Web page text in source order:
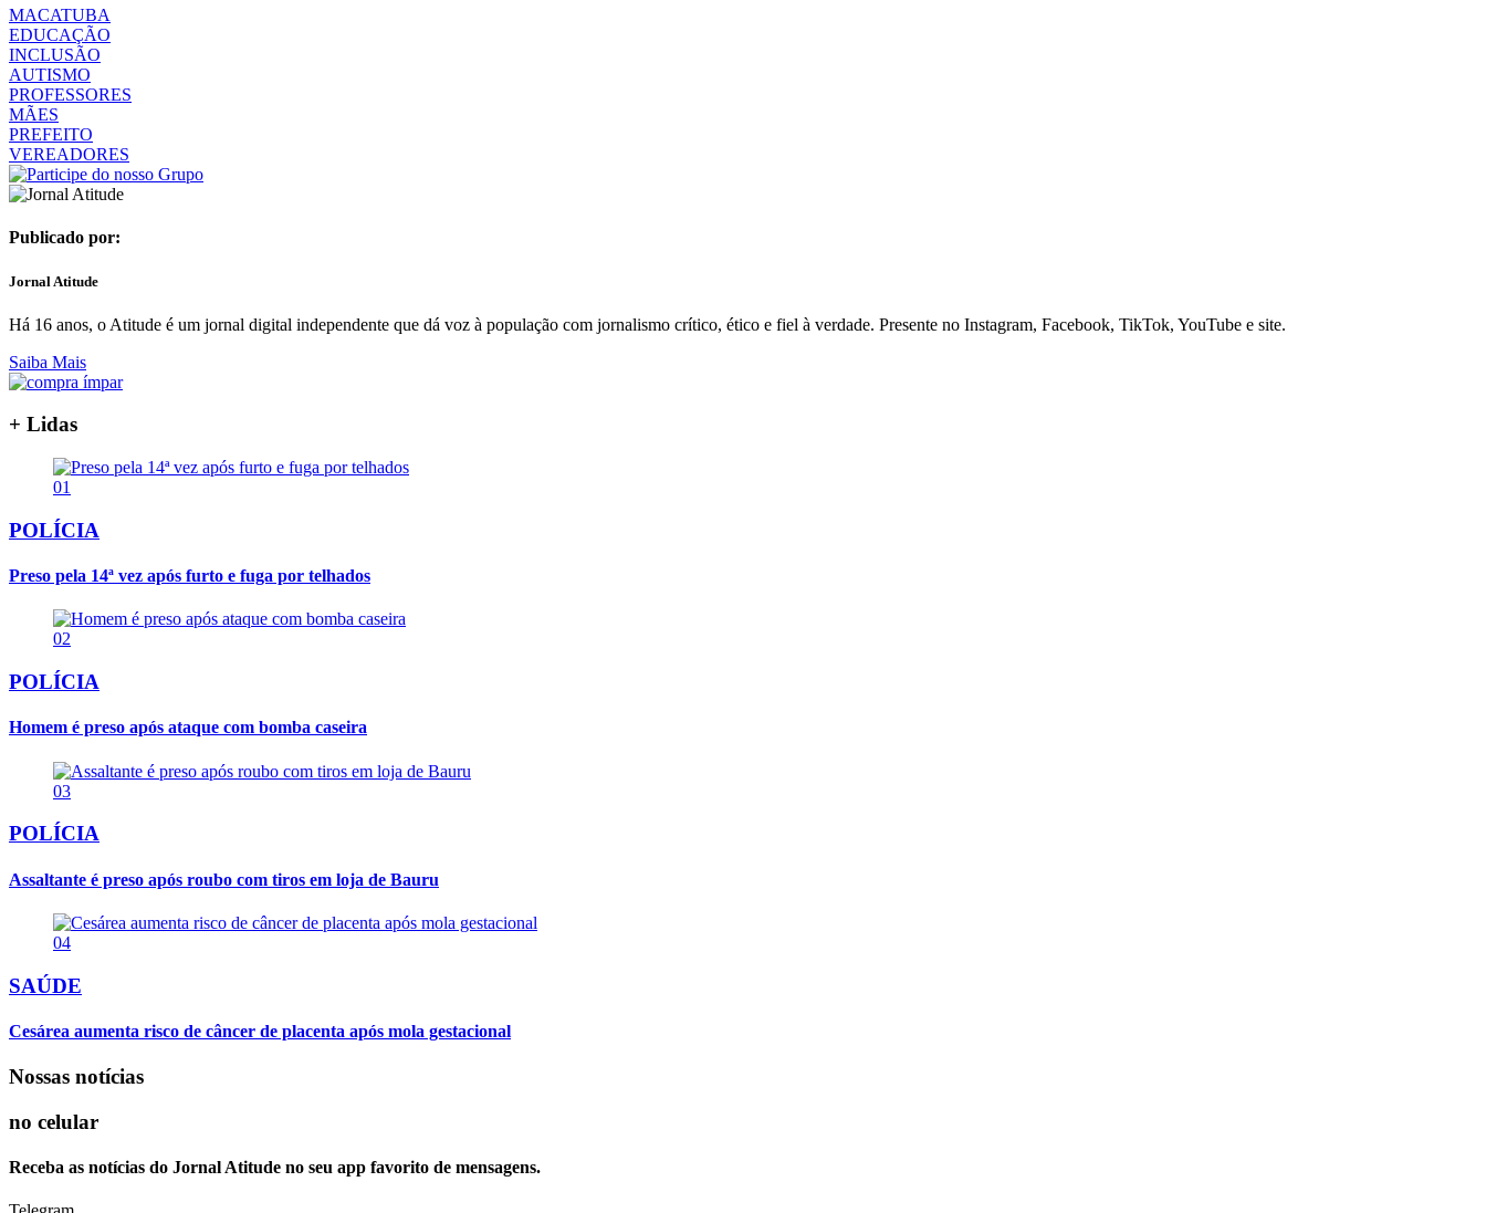
MACATUBA
EDUCAÇÃO
INCLUSÃO
AUTISMO
PROFESSORES
MÃES
PREFEITO
VEREADORES
Publicado por:
Jornal Atitude
Há 16 anos, o Atitude é um jornal digital independente que dá voz à população com jornalismo crítico, ético e fiel à verdade. Presente no Instagram, Facebook, TikTok, YouTube e site.
Saiba Mais
+ Lidas
01
POLÍCIA
Preso pela 14ª vez após furto e fuga por telhados
02
POLÍCIA
Homem é preso após ataque com bomba caseira
03
POLÍCIA
Assaltante é preso após roubo com tiros em loja de Bauru
04
SAÚDE
Cesárea aumenta risco de câncer de placenta após mola gestacional
Nossas notícias
no celular
Receba as notícias do Jornal Atitude no seu app favorito de mensagens.